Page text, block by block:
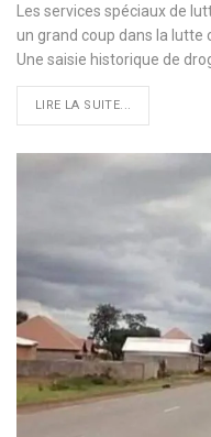
Les services spéciaux de
un grand coup dans la lutte
Une saisie historique de
LIRE LA SUITE...